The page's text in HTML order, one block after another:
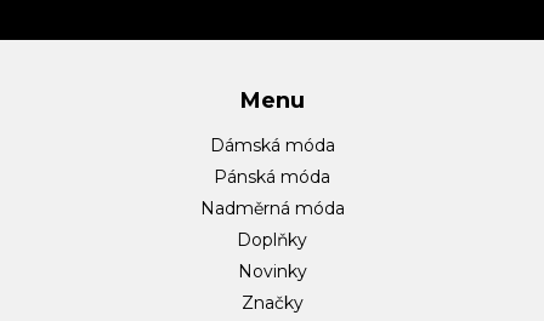
í
Menu
Dámská móda
Pánská móda
Nadměrná móda
Doplňky
Novinky
Značky